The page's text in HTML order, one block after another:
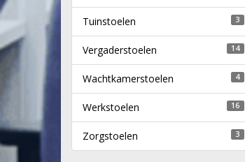
Tuinstoelen 3
Vergaderstoelen 14
Wachtkamerstoelen 4
Werkstoelen 16
Zorgstoelen 3